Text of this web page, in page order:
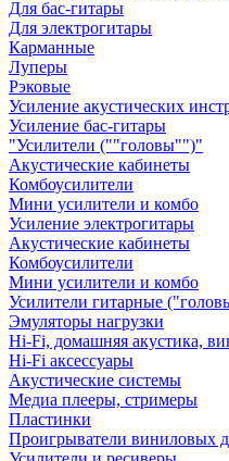
Для бас-гитары
Для электрогитары
Карманные
Луперы
Рэковые
Усиление акустических
Усиление бас-гитары
"Усилители (""головы"")"
Акустические кабинеты
Комбоусилители
Мини усилители и комбо
Усиление электрогитары
Акустические кабинеты
Комбоусилители
Мини усилители и комбо
Усилители гитарные
Эмуляторы нагрузки
Hi-Fi, домашняя акустика,
Hi-Fi аксессуары
Акустические системы
Медиа плееры, стримеры
Пластинки
Проигрыватели виниловых